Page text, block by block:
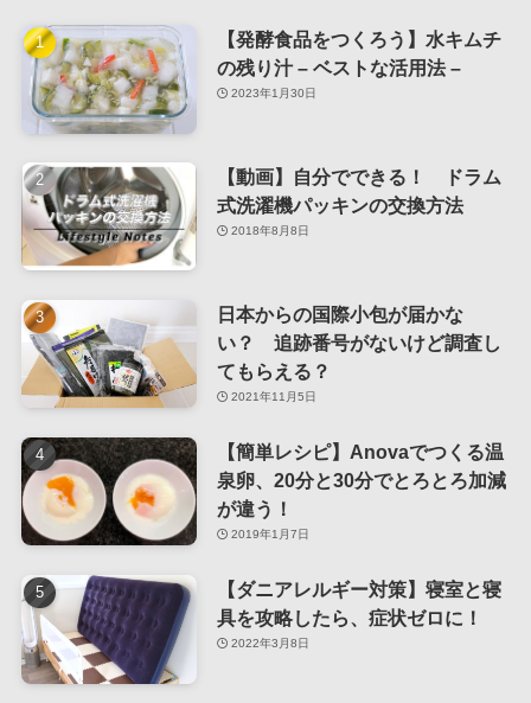
【発酵食品をつくろう】水キムチ
の残り汁 – ベストな活用法 –
2023年1月30日
【動画】自分でできる！ ドラム
式洗濯機パッキンの交換方法
2018年8月8日
日本からの国際小包が届かな
い？ 追跡番号がないけど調査し
てもらえる？
2021年11月5日
【簡単レシピ】Anovaでつくる温
泉卵、20分と30分でとろとろ加減
が違う！
2019年1月7日
【ダニアレルギー対策】寝室と寝
具を攻略したら、症状ゼロに！
2022年3月8日